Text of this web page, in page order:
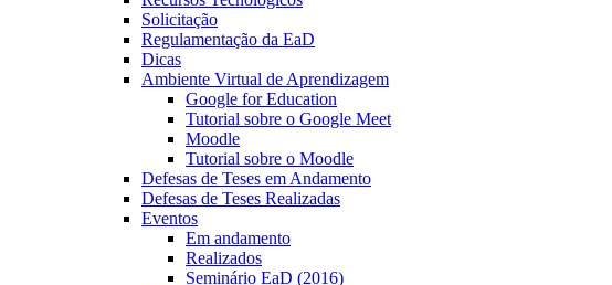
Solicitação
Regulamentação da EaD
Dicas
Ambiente Virtual de Aprendizagem
Google for Education
Tutorial sobre o Google Meet
Moodle
Tutorial sobre o Moodle
Defesas de Teses em Andamento
Defesas de Teses Realizadas
Eventos
Em andamento
Realizados
Seminário EaD (2016)